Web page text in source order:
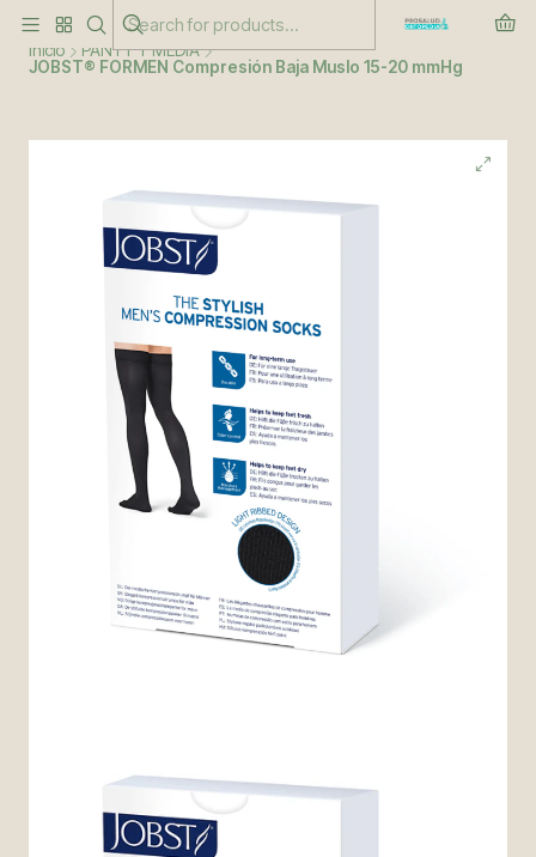
Inicio
PANTY Y MEDIA
JOBST® FORMEN Compresión Baja Muslo 15-20 mmHg